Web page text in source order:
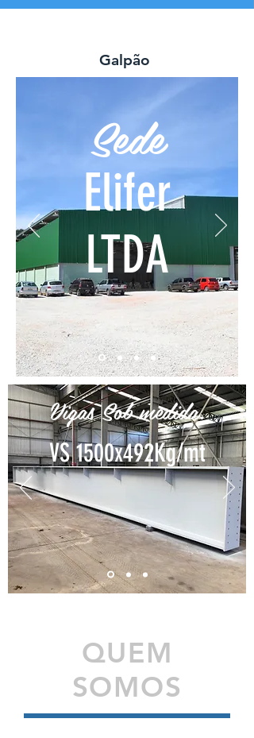
Galpão
Sede
Elifer
LTDA
Vigas Sob medida.
VS 1500x492Kg/mt
QUEM
SOMOS